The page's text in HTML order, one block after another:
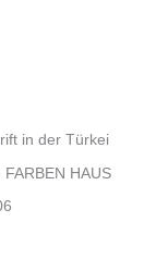
in der Türkei
HAUS